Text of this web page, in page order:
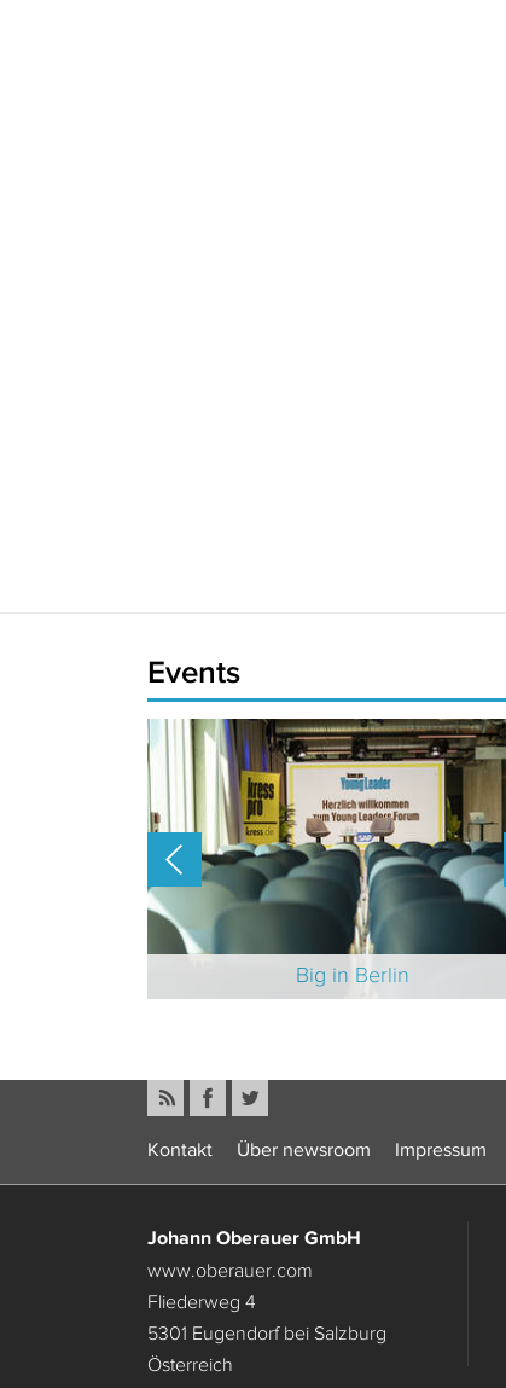
Events
Big in Berlin
Kontakt Über newsroom Impressum
Johann Oberauer GmbH
www.oberauer.com
Fliederweg 4
5301 Eugendorf bei Salzburg
Österreich